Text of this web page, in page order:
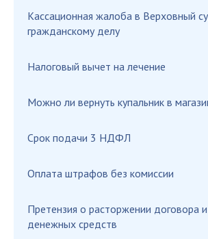
Кассационная жалоба в Верховный
гражданскому делу
Налоговый вычет на лечение
Можно ли вернуть купальник в
Срок подачи 3 НДФЛ
Оплата штрафов без комиссии
Претензия о расторжении договора
денежных средств